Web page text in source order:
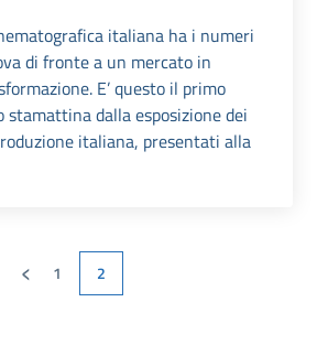
italiana ha i numeri
di fronte a un mercato in
E’ questo il primo
stamattina dalla esposizione dei
italiana, presentati alla
‹ 1 2